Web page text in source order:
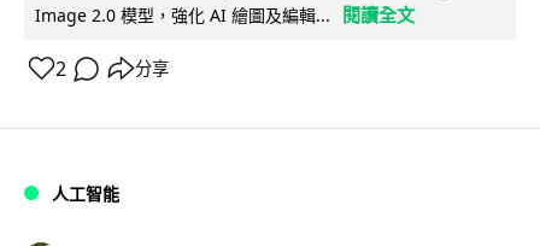
Image 2.0 模型，強化 AI 繪圖及編輯...
閱讀全文
2 分享
人工智能